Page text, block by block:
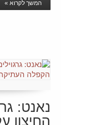
המשך לקרוא »
נאנט:
החיצון